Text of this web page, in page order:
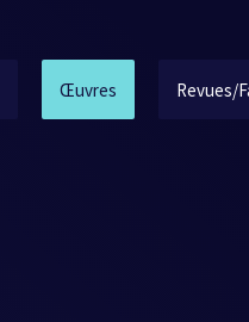
Œuvres Revues/